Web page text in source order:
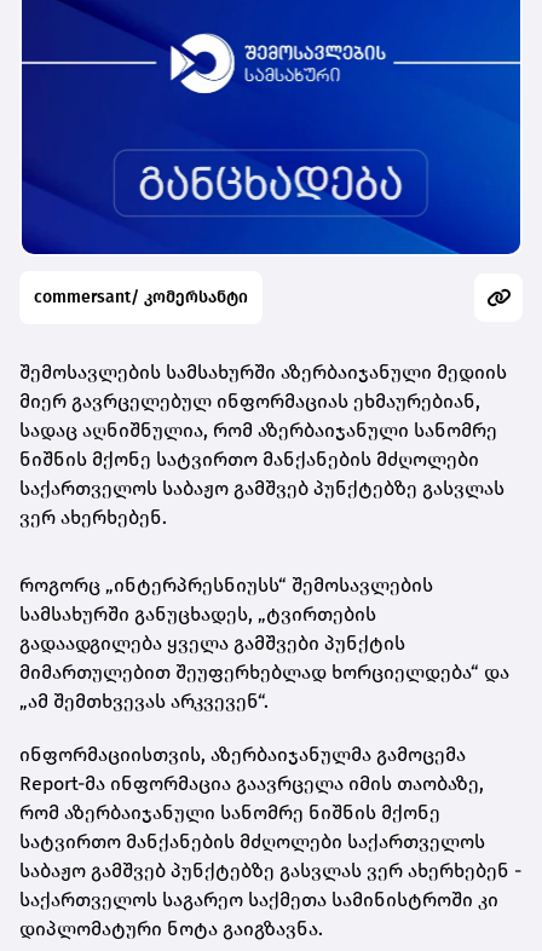
commersant/ კომერსანტი
შემოსავლების სამსახურში აზერბაიჯანული მედიის
მიერ გავრცელებულ ინფორმაციას ეხმაურებიან,
სადაც აღნიშნულია, რომ აზერბაიჯანული სანომრე
ნიშნის მქონე სატვირთო მანქანების მძღოლები
საქართველოს საბაჟო გამშვებ პუნქტებზე გასვლას
ვერ ახერხებენ.
როგორც „ინტერპრესნიუსს“ შემოსავლების
სამსახურში განუცხადეს, „ტვირთების
გადაადგილება ყველა გამშვები პუნქტის
მიმართულებით შეუფერხებლად ხორციელდება“ და
„ამ შემთხვევას არკვევენ“.
ინფორმაციისთვის, აზერბაიჯანულმა გამოცემა
Report-მა ინფორმაცია გაავრცელა იმის თაობაზე,
რომ აზერბაიჯანული სანომრე ნიშნის მქონე
სატვირთო მანქანების მძღოლები საქართველოს
საბაჟო გამშვებ პუნქტებზე გასვლას ვერ ახერხებენ -
საქართველოს საგარეო საქმეთა სამინისტროში კი
დიპლომატური ნოტა გაიგზავნა.